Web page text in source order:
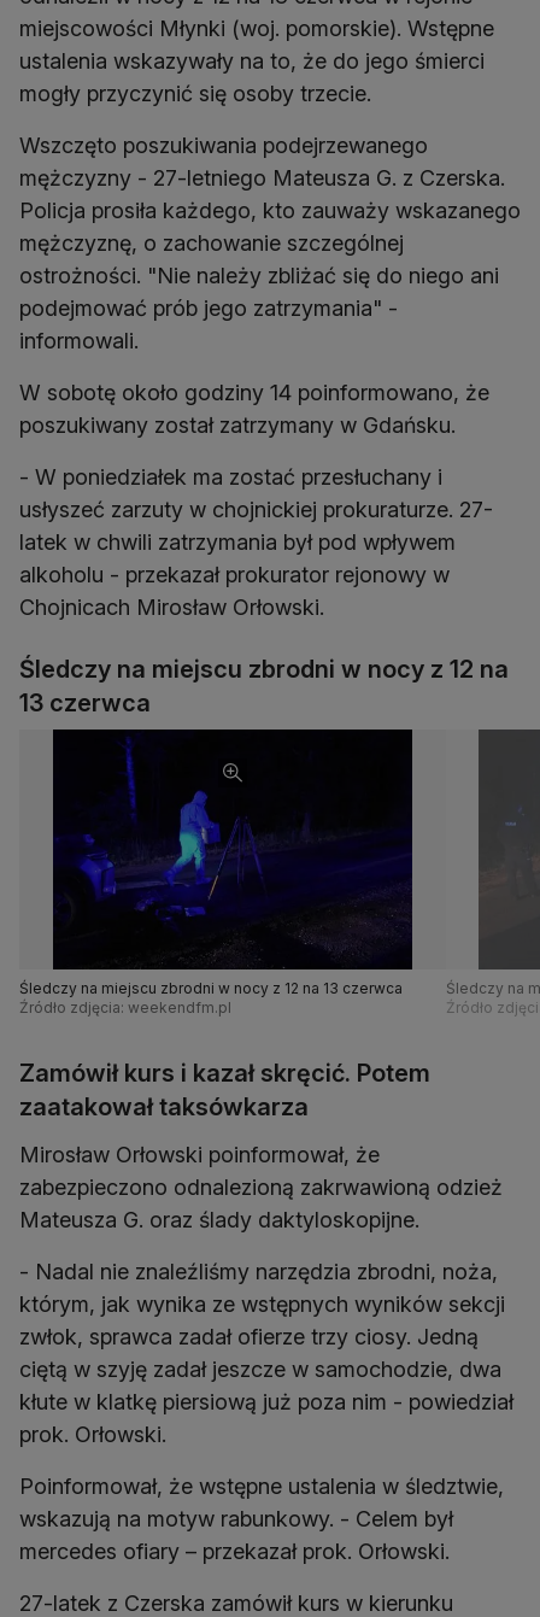
miejscowości Młynki (woj. pomorskie). Wstępne
ustalenia wskazywały na to, że do jego śmierci
mogły przyczynić się osoby trzecie.
Wszczęto poszukiwania podejrzewanego
mężczyzny - 27-letniego Mateusza G. z Czerska.
Policja prosiła każdego, kto zauważy wskazanego
mężczyznę, o zachowanie szczególnej
ostrożności. "Nie należy zbliżać się do niego ani
podejmować prób jego zatrzymania" -
informowali.
W sobotę około godziny 14 poinformowano, że
poszukiwany został zatrzymany w Gdańsku.
- W poniedziałek ma zostać przesłuchany i
usłyszeć zarzuty w chojnickiej prokuraturze. 27-
latek w chwili zatrzymania był pod wpływem
alkoholu - przekazał prokurator rejonowy w
Chojnicach Mirosław Orłowski.
Śledczy na miejscu zbrodni w nocy z 12 na
13 czerwca
Śledczy na miejscu zbrodni w nocy z 12 na 13 czerwca
Źródło zdjęcia: weekendfm.pl
Śledczy na
Źródło
Zamówił kurs i kazał skręcić. Potem
zaatakował taksówkarza
Mirosław Orłowski poinformował, że
zabezpieczono odnalezioną zakrwawioną odzież
Mateusza G. oraz ślady daktyloskopijne.
- Nadal nie znaleźliśmy narzędzia zbrodni, noża,
którym, jak wynika ze wstępnych wyników sekcji
zwłok, sprawca zadał ofierze trzy ciosy. Jedną
ciętą w szyję zadał jeszcze w samochodzie, dwa
kłute w klatkę piersiową już poza nim - powiedział
prok. Orłowski.
Poinformował, że wstępne ustalenia w śledztwie,
wskazują na motyw rabunkowy. - Celem był
mercedes ofiary – przekazał prok. Orłowski.
27-latek z Czerska zamówił kurs w kierunku